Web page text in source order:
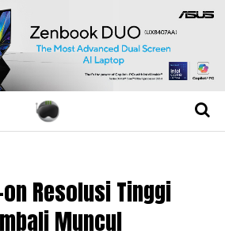
Resolusi Tinggi
Muncul